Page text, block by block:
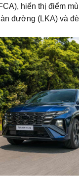
hiển thị điểm
đường (LKA) và